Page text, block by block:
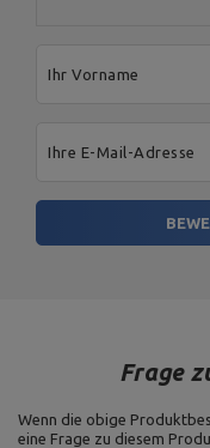
Ihr Vorname
Ihre E-Mail-Adresse
Frage
Wenn die obige
eine Frage zu diesem